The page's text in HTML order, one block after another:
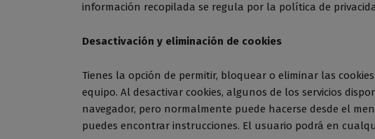
información recopilada se regula por la política de
Desactivación y eliminación de cookies
Tienes la opción de permitir, bloquear o eliminar las
equipo. Al desactivar cookies, algunos de los servicios
navegador, pero normalmente puede hacerse desde el
puedes encontrar instrucciones. El usuario podrá en